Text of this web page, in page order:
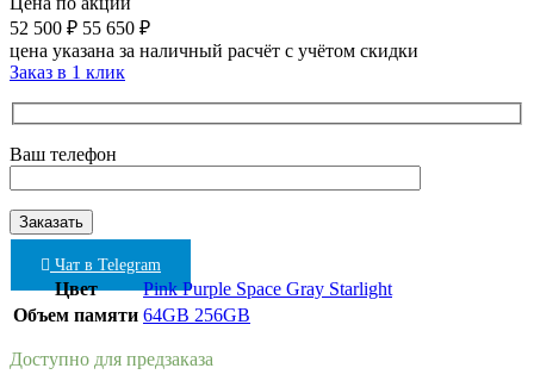
52 500 ₽ 55 650 ₽
цена указана за наличный расчёт с учётом скидки
Заказ в 1 клик
Ваш телефон
Чат в Telegram
Цвет PinkPurple Space Gray Starlight
Объем памяти 64GB 256GB
Доступно для предзаказа